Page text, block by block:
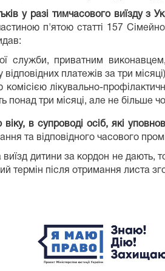
у разі тимчасового виїзду з
п'ятою статті 157
служби, приватним
платежів за три
комісією лікувально-
понад три місяці, але не більше
в супроводі осіб, які
та відповідного часового
дитини за кордон не дають,
термін після отримання листа